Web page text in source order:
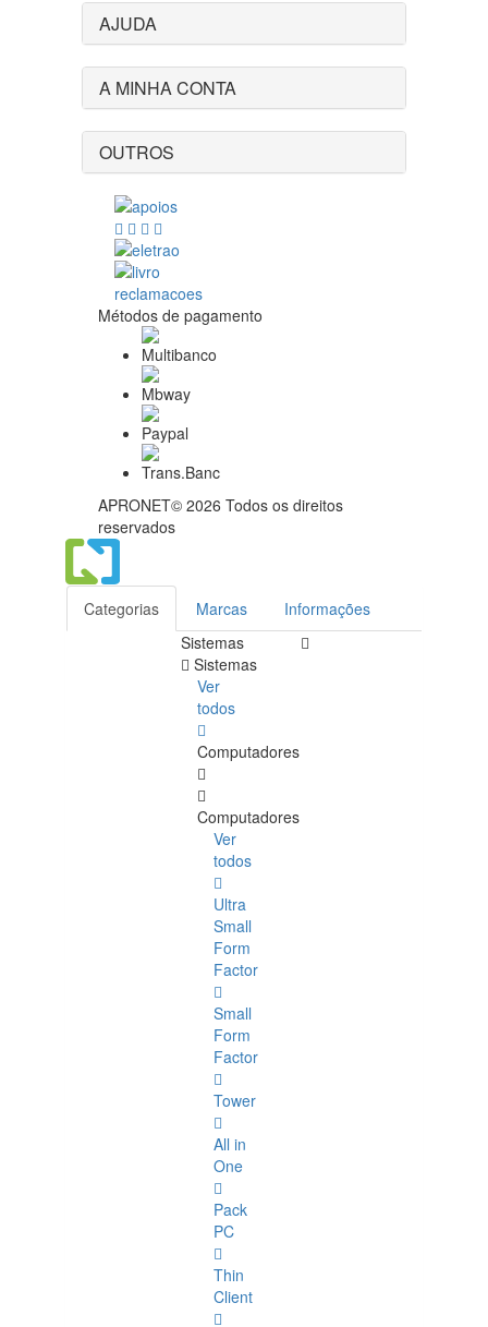
AJUDA
A MINHA CONTA
OUTROS
Métodos de pagamento
APRONET© 2026 Todos os direitos
reservados
Categorias Marcas
Informações
Sistemas
Sistemas
Ver
todos
Computadores
Computadores
Ver
todos
Ultra
Small
Form
Factor
Small
Form
Factor
Tower
All in
One
Pack
PC
Thin
Client